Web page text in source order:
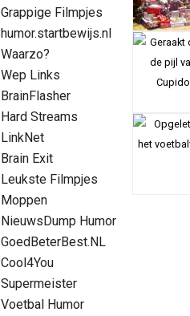
Grappige Filmpjes
humor.startbewijs.nl
Waarzo?
Wep Links
BrainFlasher
Hard Streams
LinkNet
Brain Exit
Leukste Filmpjes
Moppen
NieuwsDump Humor
GoedBeterBest.NL
Cool4You
Supermeister
Voetbal Humor